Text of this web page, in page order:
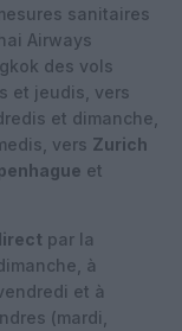
sanitaires
Airways
des vols
et jeudis, vers
et dimanche,
vers Zurich
et
par la
à
et à
(mardi,